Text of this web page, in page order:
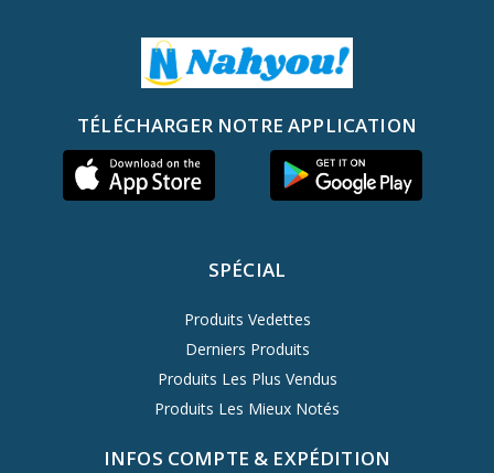
TÉLÉCHARGER NOTRE APPLICATION
SPÉCIAL
Produits Vedettes
Derniers Produits
Produits Les Plus Vendus
Produits Les Mieux Notés
INFOS COMPTE & EXPÉDITION